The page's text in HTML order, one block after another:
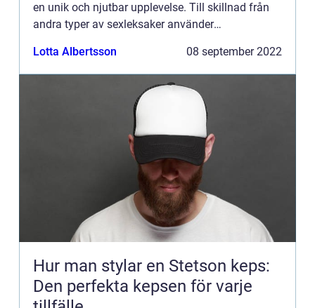
en unik och njutbar upplevelse. Till skillnad från
andra typer av sexleksaker använder
vakuumförsegli...
Lotta Albertsson 08 september 2022
Hur man stylar en Stetson keps:
Den perfekta kepsen för varje